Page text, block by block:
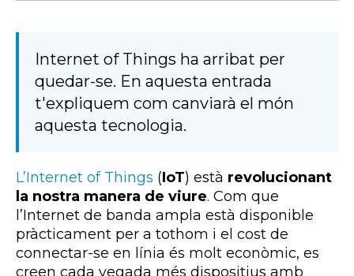
Internet of Things ha arribat per
quedar-se. En aquesta entrada
t'expliquem com canviarà el món
aquesta tecnologia.
L’Internet of Things (IoT) està revolucionant
la nostra manera de viure. Com que
l’Internet de banda ampla està disponible
pràcticament per a tothom i el cost de
connectar-se en línia és molt econòmic, es
creen cada vegada més dispositius amb